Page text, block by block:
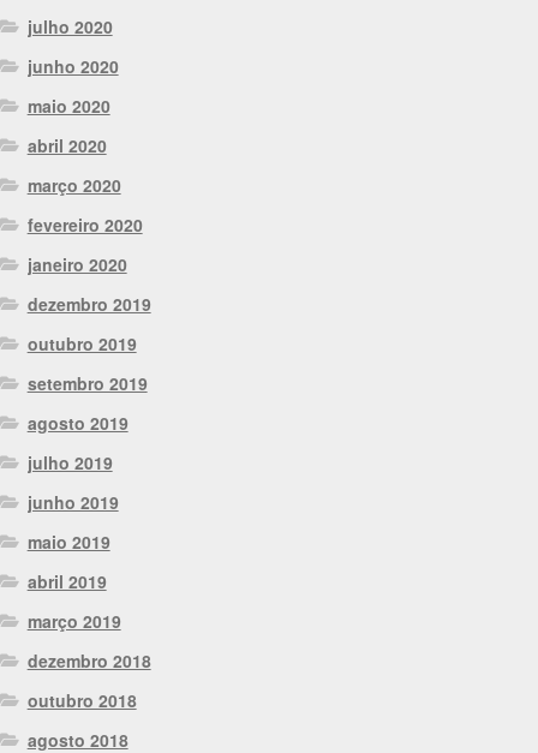
julho 2020
junho 2020
maio 2020
abril 2020
março 2020
fevereiro 2020
janeiro 2020
dezembro 2019
outubro 2019
setembro 2019
agosto 2019
julho 2019
junho 2019
maio 2019
abril 2019
março 2019
dezembro 2018
outubro 2018
agosto 2018